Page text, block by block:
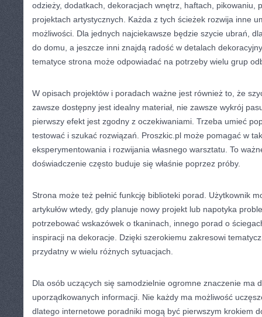
odzieży, dodatkach, dekoracjach wnętrz, haftach, pikowaniu,
projektach artystycznych. Każda z tych ścieżek rozwija inne
możliwości. Dla jednych najciekawsze będzie szycie ubrań,
do domu, a jeszcze inni znajdą radość w detalach
tematyce strona może odpowiadać na potrzeby wielu grup
W opisach projektów i poradach ważne jest również to, że
zawsze dostępny jest idealny materiał, nie zawsze wykrój
pierwszy efekt jest zgodny z oczekiwaniami. Trzeba umieć
testować i szukać rozwiązań. Proszkic.pl może pomagać w
eksperymentowania i rozwijania własnego warsztatu. To
doświadczenie często buduje się właśnie poprzez próby.
Strona może też pełnić funkcję biblioteki porad. Użytkownik
artykułów wtedy, gdy planuje nowy projekt lub napotyka
potrzebować wskazówek o tkaninach, innego porad o
inspiracji na dekoracje. Dzięki szerokiemu zakresowi
przydatny w wielu różnych sytuacjach.
Dla osób uczących się samodzielnie ogromne znaczenie ma
uporządkowanych informacji. Nie każdy ma możliwość
dlatego internetowe poradniki mogą być pierwszym krokiem